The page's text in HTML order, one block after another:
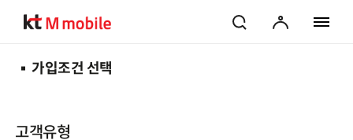
검색
마이페이지
가입조건 선택
고객유형